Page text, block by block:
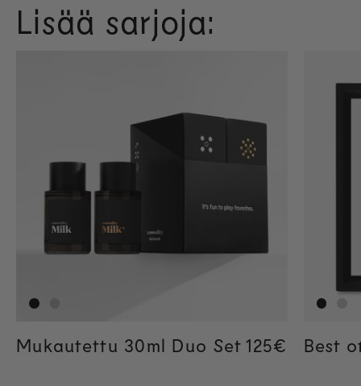
Lisää sarjoja:
Mukautettu 30ml Duo Set Regular
125€ Best